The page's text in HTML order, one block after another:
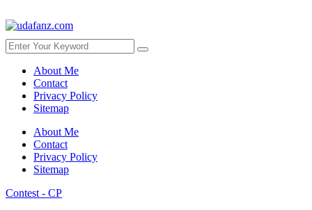
About Me
Contact
Privacy Policy
Sitemap
About Me
Contact
Privacy Policy
Sitemap
Contest - CP